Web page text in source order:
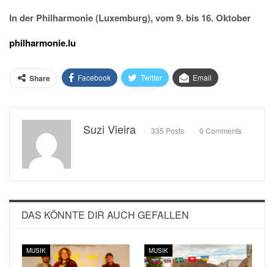
In der Philharmonie (Luxemburg), vom 9. bis 16. Oktober
philharmonie.lu
Share Facebook Twitter Email
Suzi Vieira 335 Posts 0 Comments
DAS KÖNNTE DIR AUCH GEFALLEN
MUSIK MUSIK